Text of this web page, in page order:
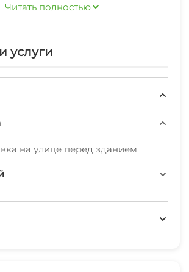
дизайнерский
Читать полностью
услуги
на улице перед зданием
площадка